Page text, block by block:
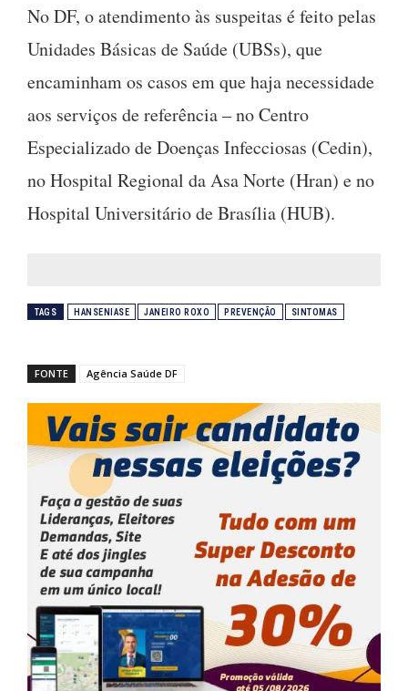
No DF, o atendimento às suspeitas é feito pelas
Unidades Básicas de Saúde (UBSs), que
encaminham os casos em que haja necessidade
aos serviços de referência – no Centro
Especializado de Doenças Infecciosas (Cedin),
no Hospital Regional da Asa Norte (Hran) e no
Hospital Universitário de Brasília (HUB).
TAGS HANSENIASE JANEIRO ROXO PREVENÇÃO SINTOMAS
FONTE Agência Saúde DF